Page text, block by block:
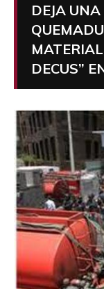
DEJA
DECUS”